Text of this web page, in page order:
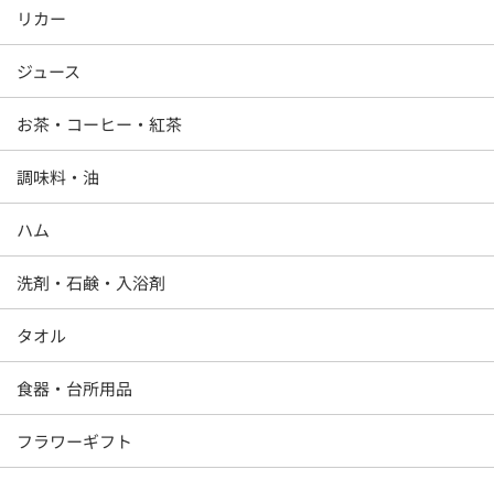
リカー
ジュース
お茶・コーヒー・紅茶
調味料・油
ハム
洗剤・石鹸・入浴剤
タオル
食器・台所用品
フラワーギフト